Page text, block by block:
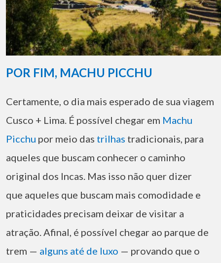
POR FIM, MACHU PICCHU
Certamente, o dia mais esperado de sua viagem
Cusco + Lima. É possível chegar em Machu
Picchu por meio das trilhas tradicionais, para
aqueles que buscam conhecer o caminho
original dos Incas. Mas isso não quer dizer
que aqueles que buscam mais comodidade e
praticidades precisam deixar de visitar a
atração. Afinal, é possível chegar ao parque de
trem — alguns até de luxo — provando que o